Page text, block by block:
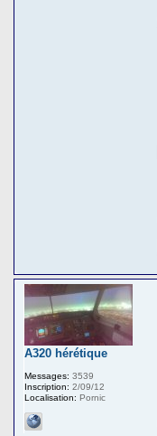
A320 hérétique
Messages: 3539
Inscription: 2/09/12
Localisation: Pornic